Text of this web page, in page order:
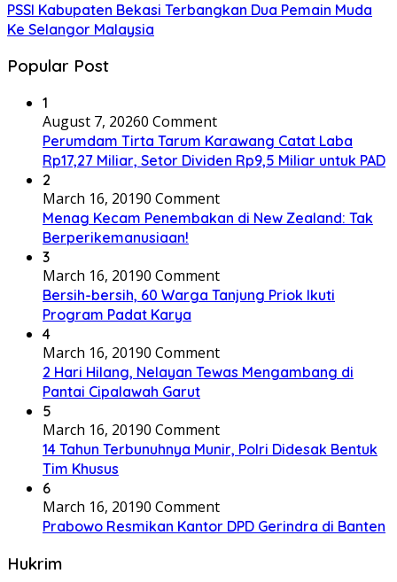
PSSI Kabupaten Bekasi Terbangkan Dua Pemain Muda
Ke Selangor Malaysia
Popular Post
1
August 7, 20260 Comment
Perumdam Tirta Tarum Karawang Catat Laba
Rp17,27 Miliar, Setor Dividen Rp9,5 Miliar untuk PAD
2
March 16, 20190 Comment
Menag Kecam Penembakan di New Zealand: Tak
Berperikemanusiaan!
3
March 16, 20190 Comment
Bersih-bersih, 60 Warga Tanjung Priok Ikuti
Program Padat Karya
4
March 16, 20190 Comment
2 Hari Hilang, Nelayan Tewas Mengambang di
Pantai Cipalawah Garut
5
March 16, 20190 Comment
14 Tahun Terbunuhnya Munir, Polri Didesak Bentuk
Tim Khusus
6
March 16, 20190 Comment
Prabowo Resmikan Kantor DPD Gerindra di Banten
Hukrim